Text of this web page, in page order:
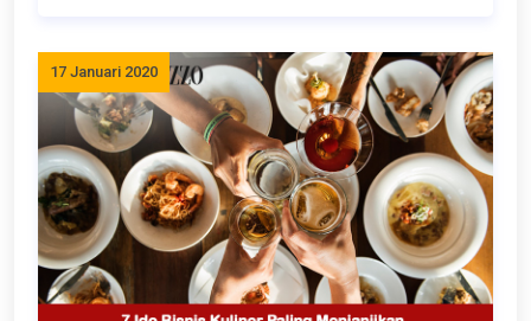
17 Januari 2020